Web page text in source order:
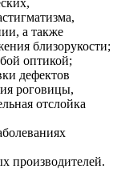
а также
близорукости;
оптикой;
дефектов
роговицы,
отслойка
производителей.